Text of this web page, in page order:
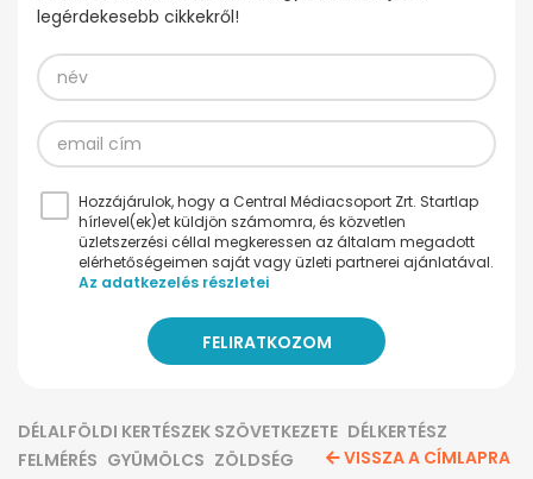
legérdekesebb cikkekről!
Hozzájárulok, hogy a Central Médiacsoport Zrt. Startlap
hírlevel(ek)et küldjön számomra, és közvetlen
üzletszerzési céllal megkeressen az általam megadott
elérhetőségeimen saját vagy üzleti partnerei ajánlatával.
Az adatkezelés részletei
DÉLALFÖLDI KERTÉSZEK SZÖVETKEZETE DÉLKERTÉSZ
FELMÉRÉS GYÜMÖLCS ZÖLDSÉG VISSZA A CÍMLAPRA